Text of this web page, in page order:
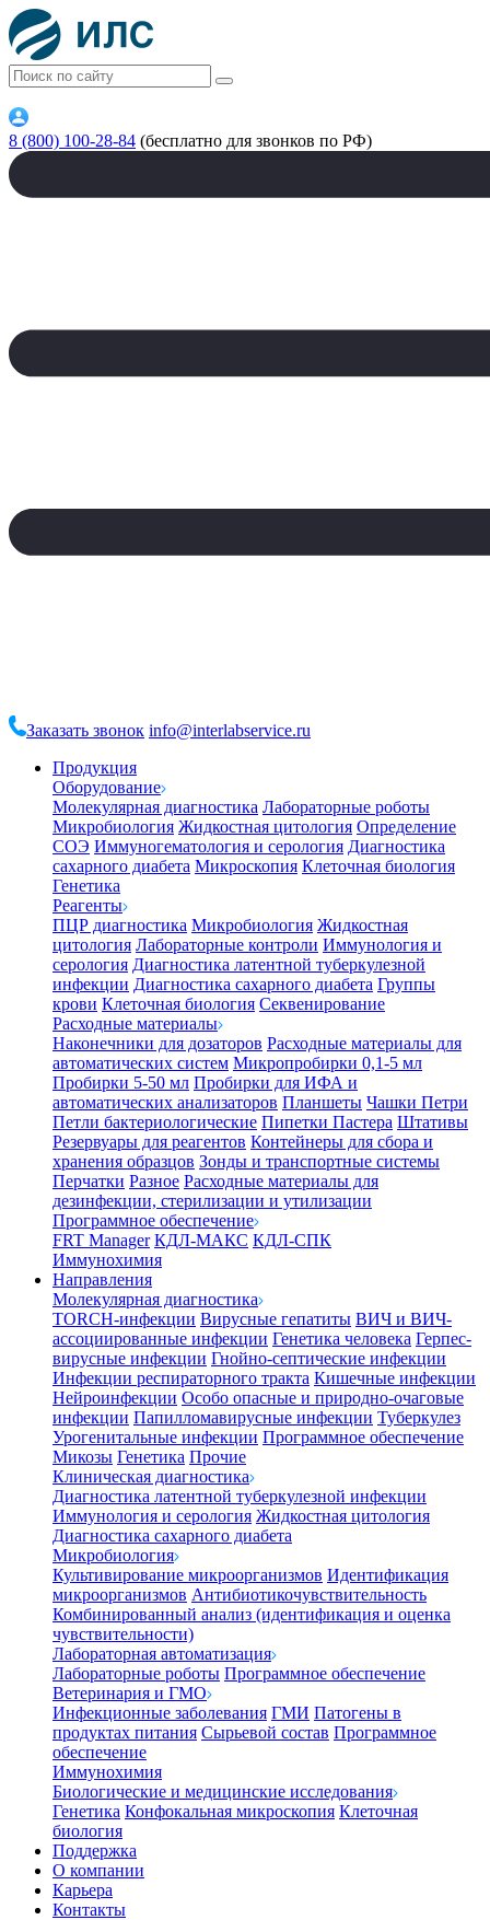
8 (800) 100-28-84 (бесплатно для звонков по РФ)
Заказать звонок info@interlabservice.ru
Продукция
Оборудование
Молекулярная диагностика Лабораторные роботы
Микробиология Жидкостная цитология Определение
СОЭ Иммуногематология и серология Диагностика
сахарного диабета Микроскопия Клеточная биология
Генетика
Реагенты
ПЦР диагностика Микробиология Жидкостная
цитология Лабораторные контроли Иммунология и
серология Диагностика латентной туберкулезной
инфекции Диагностика сахарного диабета Группы
крови Клеточная биология Секвенирование
Расходные материалы
Наконечники для дозаторов Расходные материалы для
автоматических систем Микропробирки 0,1-5 мл
Пробирки 5-50 мл Пробирки для ИФА и
автоматических анализаторов Планшеты Чашки Петри
Петли бактериологические Пипетки Пастера Штативы
Резервуары для реагентов Контейнеры для сбора и
хранения образцов Зонды и транспортные системы
Перчатки Разное Расходные материалы для
дезинфекции, стерилизации и утилизации
Программное обеспечение
FRT Manager КДЛ-МАКС КДЛ-СПК
Иммунохимия
Направления
Молекулярная диагностика
TORCH-инфекции Вирусные гепатиты ВИЧ и ВИЧ-
ассоциированные инфекции Генетика человека Герпес-
вирусные инфекции Гнойно-септические инфекции
Инфекции респираторного тракта Кишечные инфекции
Нейроинфекции Особо опасные и природно-очаговые
инфекции Папилломавирусные инфекции Туберкулез
Урогенитальные инфекции Программное обеспечение
Микозы Генетика Прочие
Клиническая диагностика
Диагностика латентной туберкулезной инфекции
Иммунология и серология Жидкостная цитология
Диагностика сахарного диабета
Микробиология
Культивирование микроорганизмов Идентификация
микроорганизмов Антибиотикочувствительность
Комбинированный анализ (идентификация и оценка
чувствительности)
Лабораторная автоматизация
Лабораторные роботы Программное обеспечение
Ветеринария и ГМО
Инфекционные заболевания ГМИ Патогены в
продуктах питания Сырьевой состав Программное
обеспечение
Иммунохимия
Биологические и медицинские исследования
Генетика Конфокальная микроскопия Клеточная
биология
Поддержка
О компании
Карьера
Контакты